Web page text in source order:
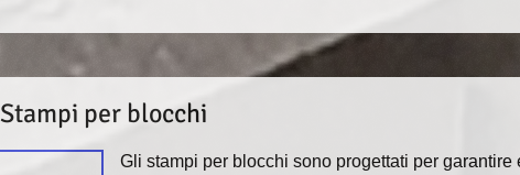
Stampi per blocchi
Gli stampi per blocchi sono progettati per garantire